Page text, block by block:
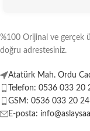
%100 Orijinal ve gerçek
doğru adrestesiniz.
Atatürk Mah. Ordu
Telefon: 0536 033 20
GSM: 0536 033 20 24
E-posta: